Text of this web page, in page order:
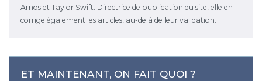
Amos et Taylor Swift. Directrice de publication du site, elle en
corrige également les articles, au-delà de leur validation.
ET MAINTENANT, ON FAIT QUOI ?